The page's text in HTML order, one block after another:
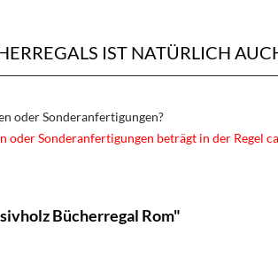
IST NATÜRLICH
oder Sonderanfertigungen?
oder Sonderanfertigungen beträgt in der Regel
Bücherregal Rom"